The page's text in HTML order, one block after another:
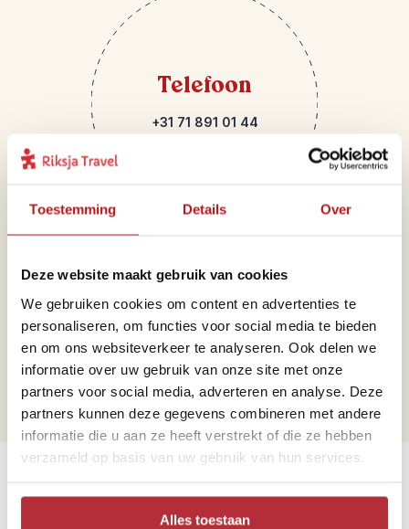
Toestemming Details Over
Deze website maakt gebruik van cookies
We gebruiken cookies om content en advertenties te
personaliseren, om functies voor social media te bieden
en om ons websiteverkeer te analyseren. Ook delen we
informatie over uw gebruik van onze site met onze
partners voor social media, adverteren en analyse. Deze
partners kunnen deze gegevens combineren met andere
informatie die u aan ze heeft verstrekt of die ze hebben
verzameld op basis van uw gebruik van hun services.
Alles toestaan
Telefoon
+31 71 891 01 44
Mail
portugal@riksjatravel.nl
Bekijk de werelddelen
Afrika